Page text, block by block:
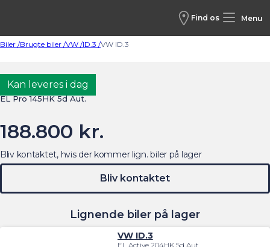
Find os Menu
Biler /Brugte biler /VW /ID.3 /VW ID.3
Kan leveres i dag
VW ID.3
EL Pro 145HK 5d Aut.
188.800 kr.
Lignende biler på lager
VW ID.3
EL Active 204HK 5d Aut.
Bliv kontaktet, hvis der kommer lign. biler på lager
Bliv kontaktet